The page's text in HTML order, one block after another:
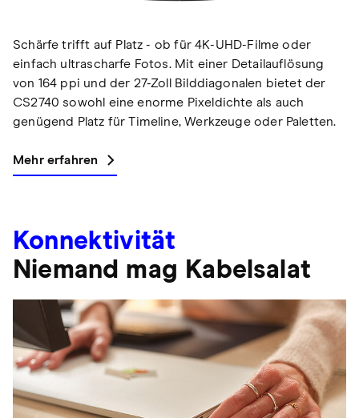
Schärfe trifft auf Platz - ob für 4K-UHD-Filme oder
einfach ultrascharfe Fotos. Mit einer Detailauflösung
von 164 ppi und der 27-Zoll Bilddiagonalen bietet der
CS2740 sowohl eine enorme Pixeldichte als auch
genügend Platz für Timeline, Werkzeuge oder Paletten.
Mehr erfahren
Konnektivität
Niemand mag Kabelsalat